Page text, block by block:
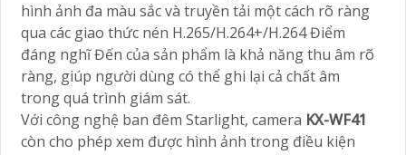
hình ảnh đa màu sắc và truyền tải một cách rõ ràng
qua các giao thức nén H.265/H.264+/H.264 Điểm
đáng nghĩ Đến của sản phẩm là khả năng thu âm rõ
ràng, giúp người dùng có thể ghi lại cả chất âm
trong quá trình giám sát.
Với công nghệ ban đêm Starlight, camera KX-WF41
còn cho phép xem được hình ảnh trong điều kiện